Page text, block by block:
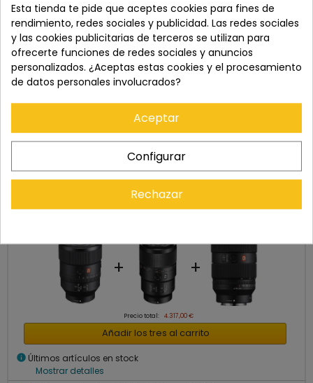
Recuerda que tienes 15 días, desde la recepción
del pedido, para solicitar la devolución.
+ +
Precio total: 4.317,00 €
Añadir los tres al carrito
info Últimos artículos en stock
Mostrar detalles
Esta tienda te pide que aceptes cookies para fines de
rendimiento, redes sociales y publicidad. Las redes sociales
y las cookies publicitarias de terceros se utilizan para
ofrecerte funciones de redes sociales y anuncios
personalizados. ¿Aceptas estas cookies y el procesamiento
de datos personales involucrados?
Aceptar
Configurar
Rechazar